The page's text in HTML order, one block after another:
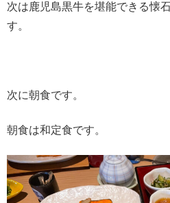
次は鹿児島黒牛を堪能できる懐
す。
次に朝食です。
朝食は和定食です。